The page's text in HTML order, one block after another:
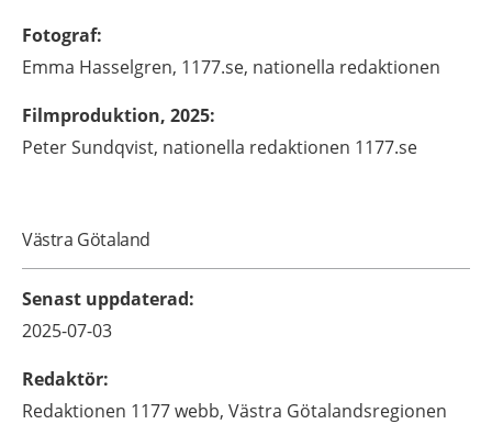
Fotograf:
Emma Hasselgren, 1177.se, nationella redaktionen
Filmproduktion, 2025:
Peter Sundqvist, nationella redaktionen 1177.se
Västra Götaland
Senast uppdaterad:
2025-07-03
Redaktör:
Redaktionen 1177 webb, Västra Götalandsregionen